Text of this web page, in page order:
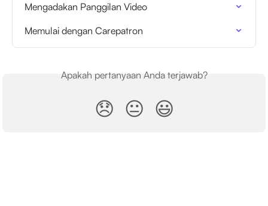
Mengadakan Panggilan Video
Memulai dengan Carepatron
Apakah pertanyaan Anda terjawab?
😞 😐 😃